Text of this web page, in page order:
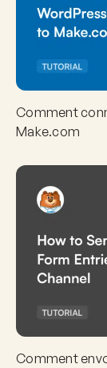
Comment
Make.com
Comment